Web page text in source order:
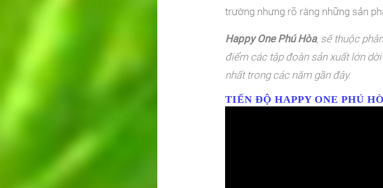
trường nhưng rõ ràng những sản
Happy One Phú Hòa, sẽ thuộc
điểm các tập đoàn sản xuất lớn
nhất trong các năm gần đây.
TIẾN ĐỘ HAPPY ONE PHÚ